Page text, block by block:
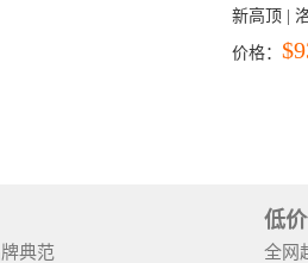
新高顶 |
彩穴+马
价格：
典范
低
全网